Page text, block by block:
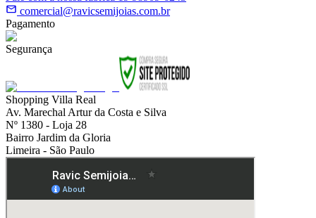
comercial@ravicsemijoias.com.br
Pagamento
Segurança
Shopping Villa Real
Av. Marechal Artur da Costa e Silva
Nº 1380 - Loja 28
Bairro Jardim da Gloria
Limeira - São Paulo